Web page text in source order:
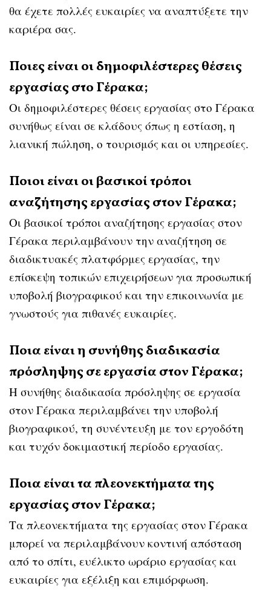
θα έχετε πολλές ευκαιρίες να αναπτύξετε την
καριέρα σας.
Ποιες είναι οι δημοφιλέστερες θέσεις
εργασίας στο Γέρακα;
Οι δημοφιλέστερες θέσεις εργασίας στο Γέρακα
συνήθως είναι σε κλάδους όπως η εστίαση, η
λιανική πώληση, ο τουρισμός και οι υπηρεσίες.
Ποιοι είναι οι βασικοί τρόποι
αναζήτησης εργασίας στον Γέρακα;
Οι βασικοί τρόποι αναζήτησης εργασίας στον
Γέρακα περιλαμβάνουν την αναζήτηση σε
διαδικτυακές πλατφόρμες εργασίας, την
επίσκεψη τοπικών επιχειρήσεων για προσωπική
υποβολή βιογραφικού και την επικοινωνία με
γνωστούς για πιθανές ευκαιρίες.
Ποια είναι η συνήθης διαδικασία
πρόσληψης σε εργασία στον Γέρακα;
Η συνήθης διαδικασία πρόσληψης σε εργασία
στον Γέρακα περιλαμβάνει την υποβολή
βιογραφικού, τη συνέντευξη με τον εργοδότη
και τυχόν δοκιμαστική περίοδο εργασίας.
Ποια είναι τα πλεονεκτήματα της
εργασίας στον Γέρακα;
Τα πλεονεκτήματα της εργασίας στον Γέρακα
μπορεί να περιλαμβάνουν κοντινή απόσταση
από το σπίτι, ευέλικτο ωράριο εργασίας και
ευκαιρίες για εξέλιξη και επιμόρφωση.